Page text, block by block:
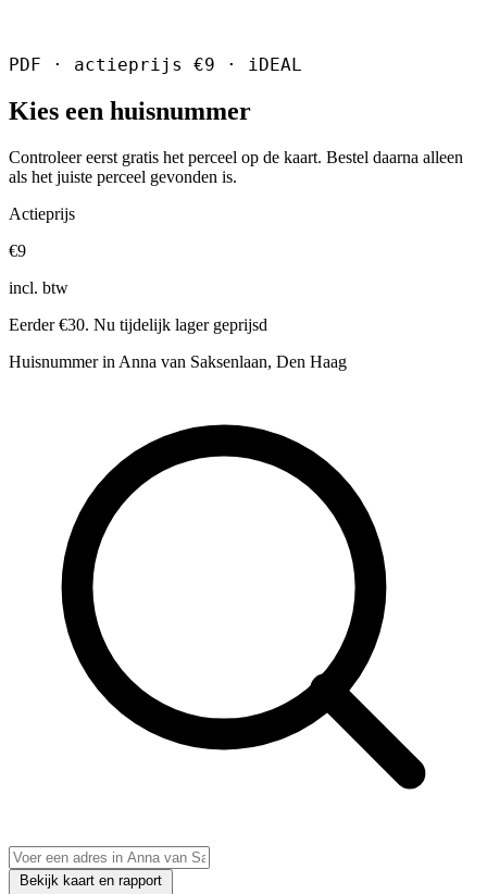
PDF · actieprijs €9 · iDEAL
Kies een huisnummer
Controleer eerst gratis het perceel op de kaart. Bestel daarna alleen
als het juiste perceel gevonden is.
Actieprijs
€9
incl. btw
Eerder €30. Nu tijdelijk lager geprijsd
Huisnummer in Anna van Saksenlaan, Den Haag
Bekijk kaart en rapport